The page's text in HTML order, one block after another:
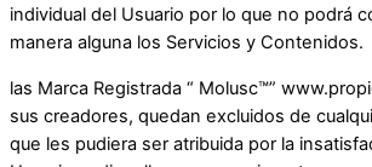
individual del Usuario por lo que no podrá
manera alguna los Servicios y Contenidos.
las Marca Registrada “ Molusc™”
sus creadores, quedan excluidos de
que les pudiera ser atribuida por la